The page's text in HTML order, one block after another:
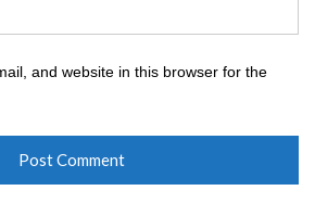
and website in this browser for the